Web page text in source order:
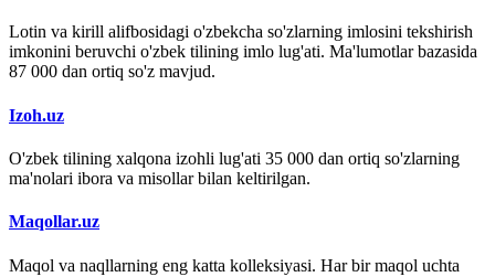
Lotin va kirill alifbosidagi o'zbekcha so'zlarning imlosini tekshirish
imkonini beruvchi o'zbek tilining imlo lug'ati. Ma'lumotlar bazasida
87 000 dan ortiq so'z mavjud.
Izoh.uz
O'zbek tilining xalqona izohli lug'ati 35 000 dan ortiq so'zlarning
ma'nolari ibora va misollar bilan keltirilgan.
Maqollar.uz
Maqol va naqllarning eng katta kolleksiyasi. Har bir maqol uchta